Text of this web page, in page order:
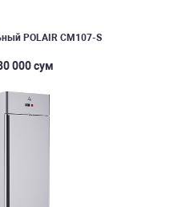
POLAIR CM107-S
000 сум